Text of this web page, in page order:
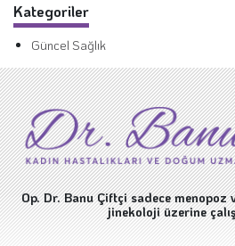
Kategoriler
Güncel Sağlık
Op. Dr. Banu Çiftçi sadece menopoz
jinekoloji üzerine